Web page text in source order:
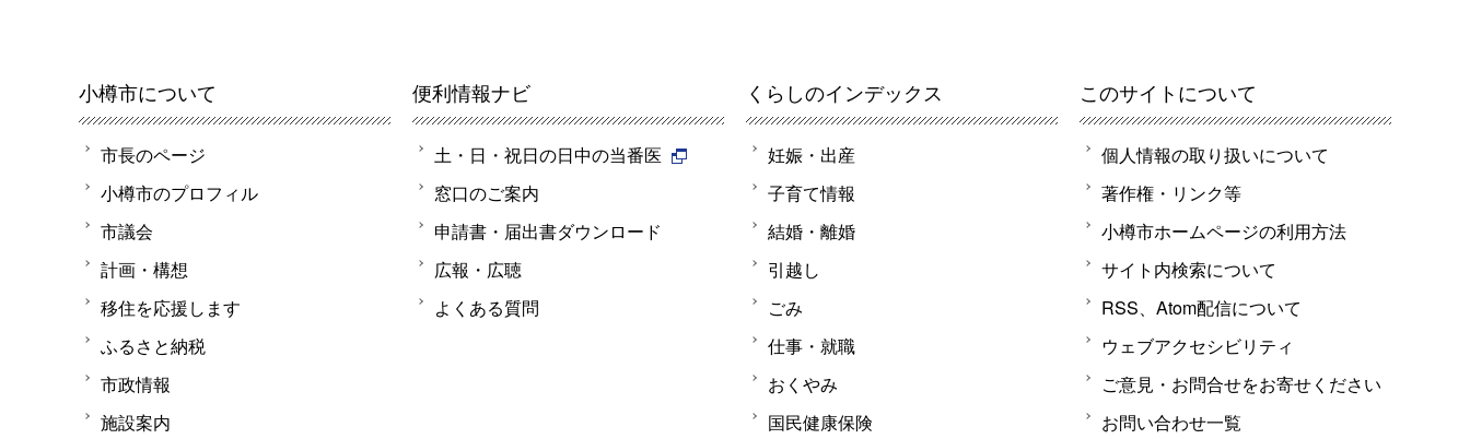
小樽市について
市長のページ
小樽市のプロフィル
市議会
計画・構想
移住を応援します
ふるさと納税
市政情報
施設案内
便利情報ナビ
土・日・祝日の日中の当番医
窓口のご案内
申請書・届出書ダウンロード
広報・広聴
よくある質問
くらしのインデックス
妊娠・出産
子育て情報
結婚・離婚
引越し
ごみ
仕事・就職
おくやみ
国民健康保険
このサイトについて
個人情報の取り扱いについて
著作権・リンク等
小樽市ホームページの利用方法
サイト内検索について
RSS、Atom配信について
ウェブアクセシビリティ
ご意見・お問合せをお寄せください
お問い合わせ一覧